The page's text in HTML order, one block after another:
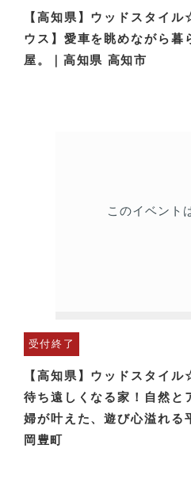
【高知県】ウッドスタイ
ウス】愛車を眺めながら暮
屋。｜高知県 高知市
このイベント
受付終了
【高知県】ウッドスタイ
待ち遠しくなる家！自然と
婦が叶えた、遊び心溢れる
岡豊町